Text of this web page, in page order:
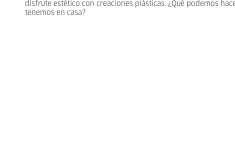
disfrute estético con creaciones plásticas. ¿Qué podemos
tenemos en casa?